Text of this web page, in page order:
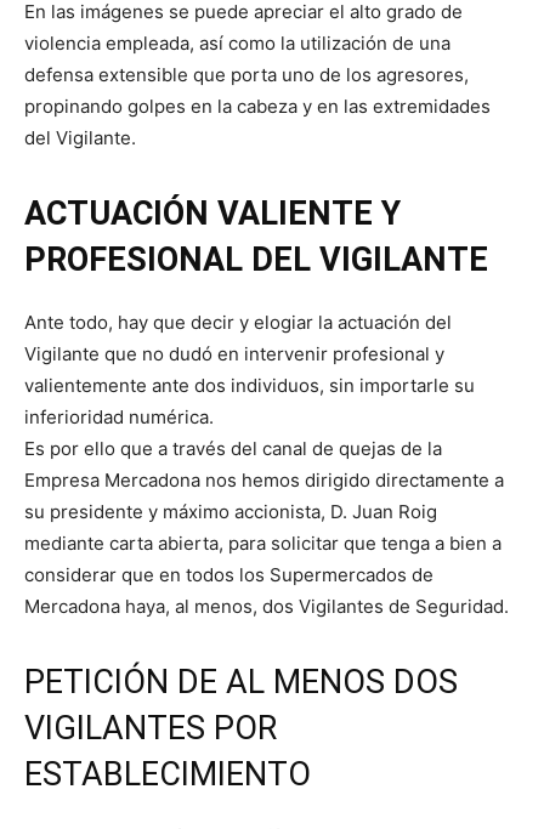
En las imágenes se puede apreciar el alto grado de
violencia empleada, así como la utilización de una
defensa extensible que porta uno de los agresores,
propinando golpes en la cabeza y en las extremidades
del Vigilante.
ACTUACIÓN VALIENTE Y
PROFESIONAL DEL VIGILANTE
Ante todo, hay que decir y elogiar la actuación del
Vigilante que no dudó en intervenir profesional y
valientemente ante dos individuos, sin importarle su
inferioridad numérica.
Es por ello que a través del canal de quejas de la
Empresa Mercadona nos hemos dirigido directamente a
su presidente y máximo accionista, D. Juan Roig
mediante carta abierta, para solicitar que tenga a bien a
considerar que en todos los Supermercados de
Mercadona haya, al menos, dos Vigilantes de Seguridad.
PETICIÓN DE AL MENOS DOS
VIGILANTES POR
ESTABLECIMIENTO